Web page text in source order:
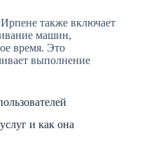
также включает
машин,
время. Это
выполнение
и как она